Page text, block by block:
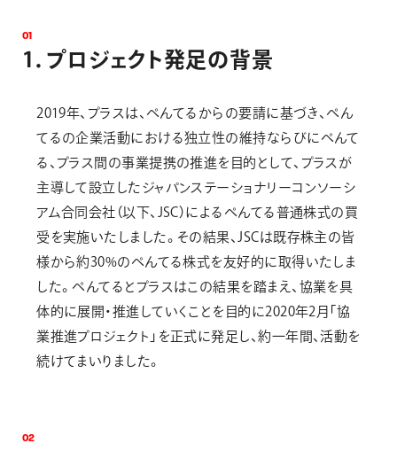
01
1 ． プロ ジェク ト発足の背景
2019年、プラスは、ぺんてるからの要請に基づき、ぺん
てるの企業活動における独立性の維持ならびにぺんて
る、プラス間の事業提携の推進を目的として、プラスが
主導して設立したジャパンステーショナリーコンソーシ
アム合同会社（以下、JSC）によるぺんてる普通株式の買
受を実施いたしました。その結果、JSCは既存株主の皆
様から約30%のぺんてる株式を友好的に取得いたしま
した。ぺんてるとプラスはこの結果を踏まえ、協業を具
体的に展開・推進していくことを目的に2020年2月「協
業推進プロジェクト」を正式に発足し、約一年間、活動を
続けてまいりました。
02